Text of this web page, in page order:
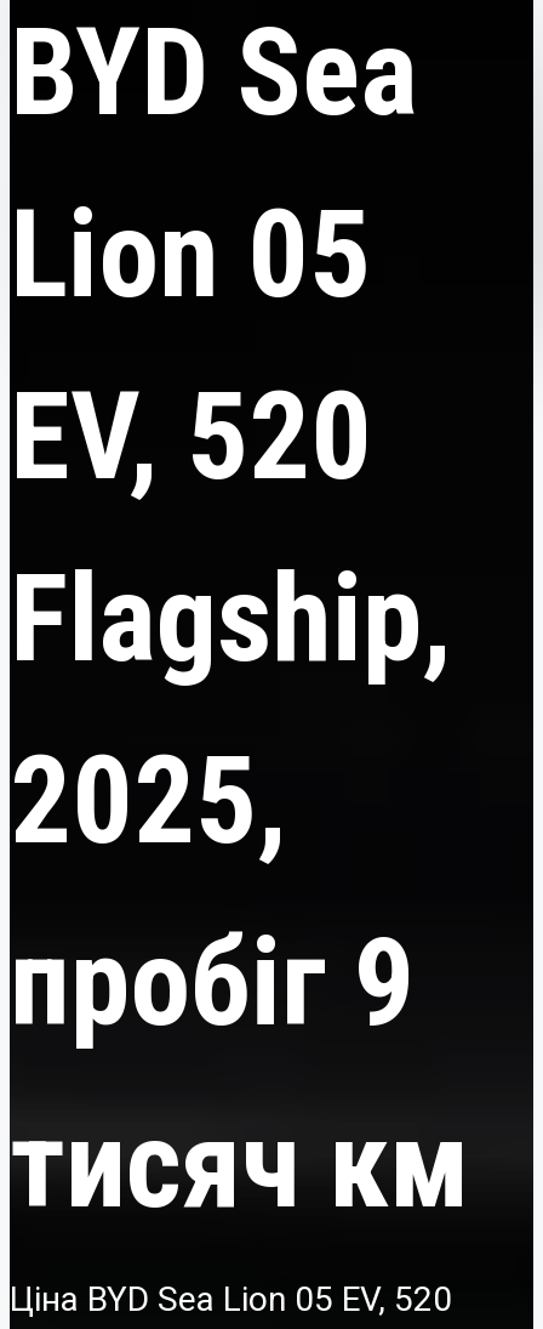
Скрізь
Електромобілі
Авто з пробігом
Аксесуари
0
Ваш кошик порожній!
BYD Sea
Lion 05
EV, 520
Flagship,
2025,
пробіг 9
тисяч км
Ціна BYD Sea Lion 05 EV, 520